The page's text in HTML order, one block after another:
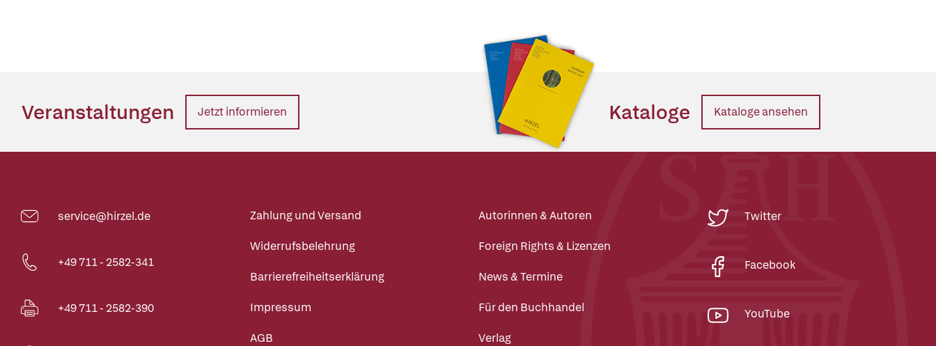
Veranstaltungen Jetzt informieren Kataloge Kataloge ansehen
service@hirzel.de
+49 711 - 2582-341
+49 711 - 2582-390
Zahlung und Versand
Widerrufsbelehrung
Barrierefreiheitserklärung
Impressum
AGB
Autorinnen & Autoren
Foreign Rights & Lizenzen
News & Termine
Für den Buchhandel
Verlag
Twitter
Facebook
YouTube